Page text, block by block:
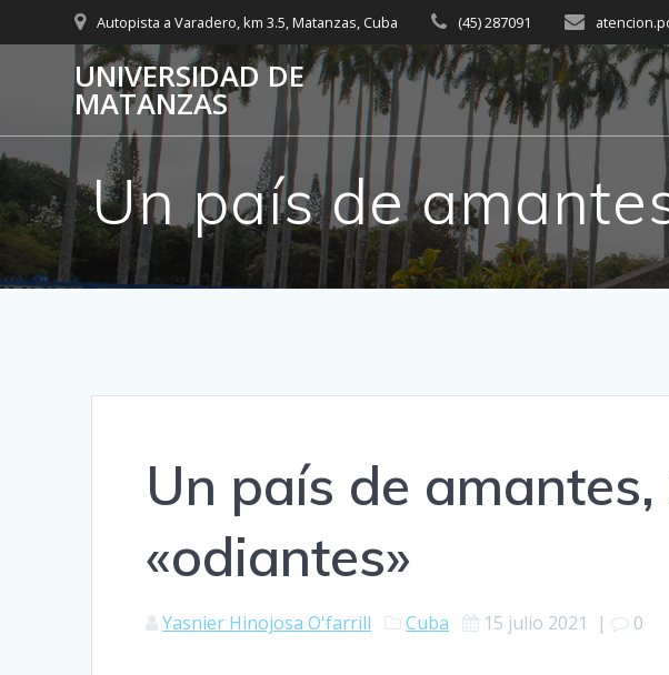
al
contenido
Autopista a Varadero, km 3.5, Matanzas, Cuba (45) 287091
UNIVERSIDAD DE
MATANZAS
Un país de
Un país de amantes,
«odiantes»
Yasnier Hinojosa O'farrill Cuba 15 julio 2021 | 0